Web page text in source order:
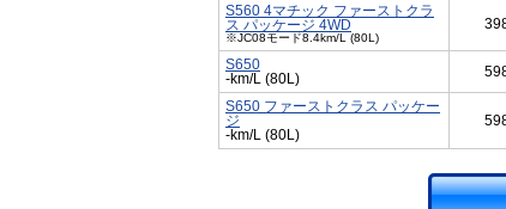
S560 4マチック ファーストクラ
ス パッケージ 4WD
※JC08モード8.4km/L (80L)
S650
-km/L (80L)
S650 ファーストクラス パッケー
ジ
-km/L (80L)